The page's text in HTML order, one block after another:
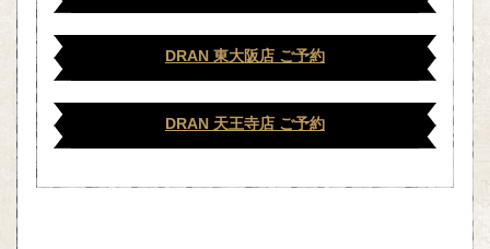
DRAN 東大阪店 ご予約
DRAN 天王寺店 ご予約